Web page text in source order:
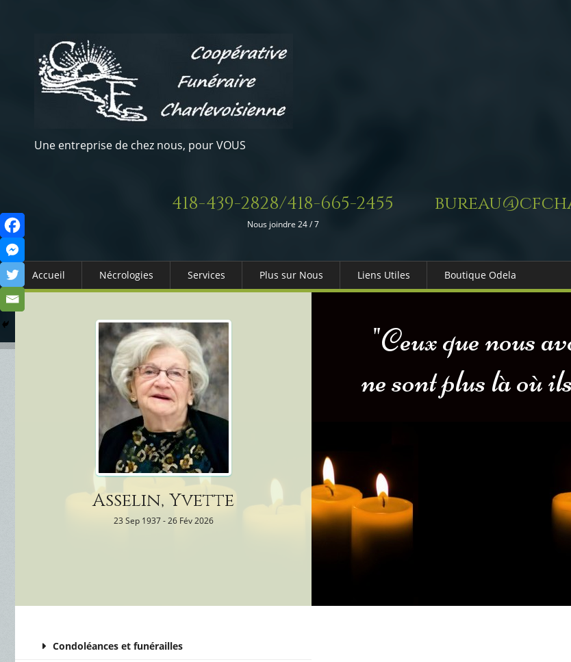
Une entreprise de chez nous, pour VOUS
418-439-2828/418-665-2455
Nous joindre 24 / 7
Accueil Nécrologies Services
Columbarium
Services Funéraires
Plus sur Nous Liens Utiles
Services Gouv. et Autres
Boutique Odela
Asselin, Yvette
23 Sep 1937 - 26 Fév 2026
"Ceux que nous
ne sont plus là où
Condoléances et funérailles